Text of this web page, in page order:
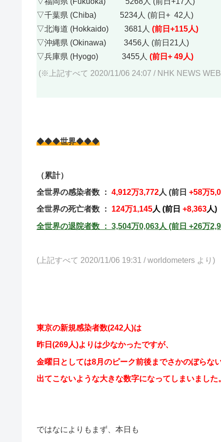
▽千葉県 (Chiba) 5234人 (前日+ 42人)
▽北海道 (Hokkaido) 3681人 (前日+115人)
▽沖縄県 (Okinawa) 3456人 (前日21人)
▽兵庫県 (Hyogo) 3455人 (前日+ 49人)
(※上記すべて 2020/11/06 24:07 / NHK NEWS
◆◆◆世界◆◆◆
（累計）
全世界の感染者数 ： 4,912万3,772人 (前日 +58万
全世界の死亡者数 ： 124万1,145人 (前日 +8,363人)
全世界の退院者数 ： 3,504万0,063人 (前日 +26万
(上記すべて 2020/11/06 19:31 /worldometers より)
東京の新規感染者数(242人)は
昨日(269人)よりは少なかったですが、
金曜日としては8月のピーク前後までさかのぼらな
出てこないような大きな数字になってしまいました
ではなによりもまず、本日も